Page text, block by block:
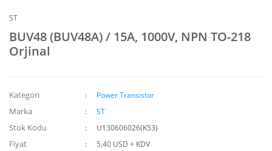
ST
BUV48 (BUV48A) / 15A, 1000V, NPN TO-218
Orjinal
Kategori Power Transistor
Marka ST
Stok Kodu U130606026(K53)
Fiyat
5,40 USD + KDV